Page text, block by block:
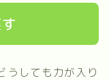
うしても力が入り